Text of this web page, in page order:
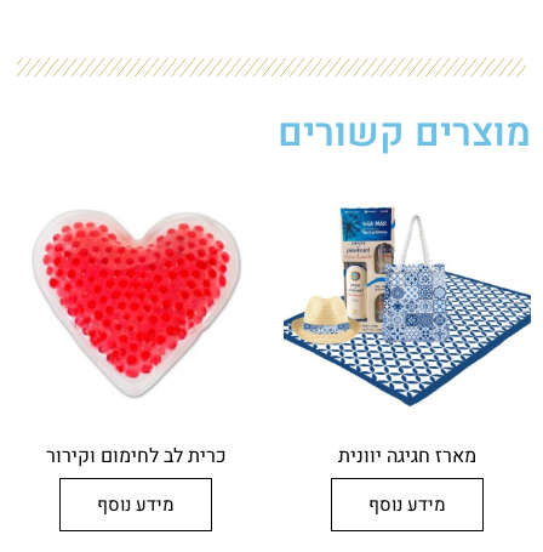
מוצרים קשורים
מארז חגיגה יוונית
מידע נוסף
כרית לב לחימום וקירור
מידע נוסף